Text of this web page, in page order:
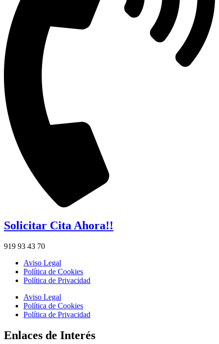
Solicitar Cita Ahora!!
919 93 43 70
Aviso Legal
Política de Cookies
Política de Privacidad
Aviso Legal
Política de Cookies
Política de Privacidad
Enlaces de Interés